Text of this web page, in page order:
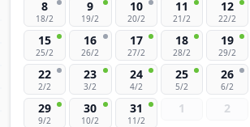
8
18/2
9
19/2
10
20/2
11
21/2
12
22/2
15
25/2
16
26/2
17
27/2
18
28/2
19
29/2
22
2/2
23
3/2
24
4/2
25
5/2
26
6/2
29
9/2
30
10/2
31
11/2
1 2